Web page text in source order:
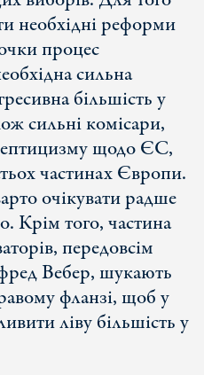
необхідні реформи
процес
сильна
більшість у
сильні комісари,
щодо ЄС,
частинах Європи.
очікувати радше
Крім того, частина
передовсім
Вебер, шукають
фланзі, щоб у
ліву більшість у